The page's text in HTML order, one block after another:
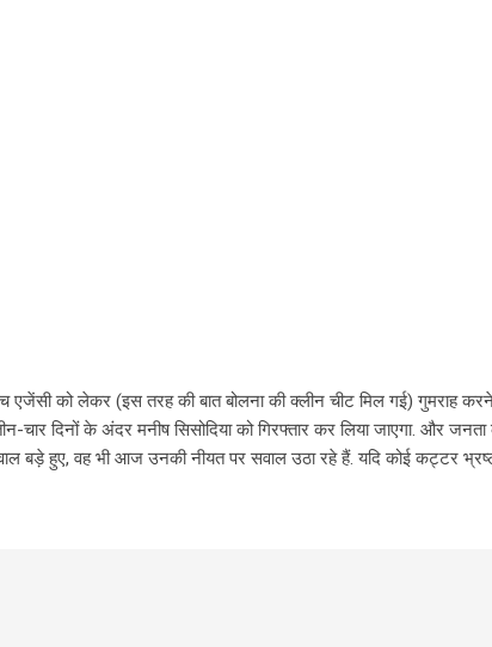
को लेकर (इस तरह की बात बोलना की क्लीन चीट मिल गई) गुमराह
दिनों के अंदर मनीष सिसोदिया को गिरफ्तार कर लिया जाएगा. और जनता
बड़े हुए, वह भी आज उनकी नीयत पर सवाल उठा रहे हैं. यदि कोई कट्टर